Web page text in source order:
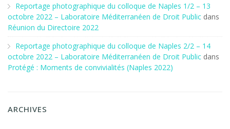
Reportage photographique du colloque de Naples 1/2 – 13
octobre 2022 – Laboratoire Méditerranéen de Droit Public dans
Réunion du Directoire 2022
Reportage photographique du colloque de Naples 2/2 – 14
octobre 2022 – Laboratoire Méditerranéen de Droit Public dans
Protégé : Moments de convivialités (Naples 2022)
ARCHIVES